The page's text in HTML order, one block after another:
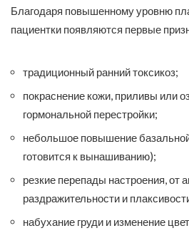
Благодаря повышенному уровню
пациентки появляются первые
традиционный ранний токсикоз;
покраснение кожи, приливы или
гормональной перестройки;
небольшое повышение
готовится к вынашиванию);
резкие перепады настроения, от
раздражительности и
набухание груди и изменение